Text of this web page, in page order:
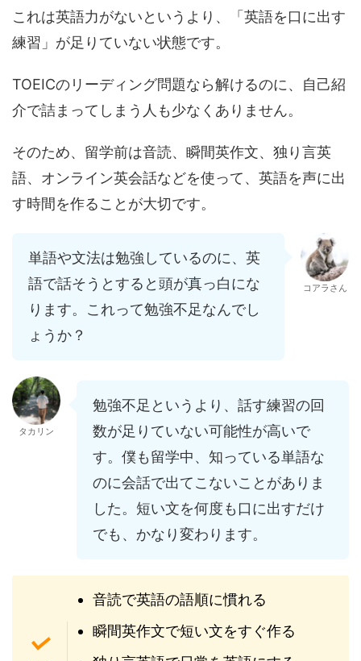
これは英語力がないというより、「英語を口に出す
練習」が足りていない状態です。
TOEICのリーディング問題なら解けるのに、自己紹
介で詰まってしまう人も少なくありません。
そのため、留学前は音読、瞬間英作文、独り言英
語、オンライン英会話などを使って、英語を声に出
す時間を作ることが大切です。
単語や文法は勉強しているのに、英
語で話そうとすると頭が真っ白にな
ります。これって勉強不足なんでし
ょうか？
コアラさん
タカリン
勉強不足というより、話す練習の回
数が足りていない可能性が高いで
す。僕も留学中、知っている単語な
のに会話で出てこないことがありま
した。短い文を何度も口に出すだけ
でも、かなり変わります。
音読で英語の語順に慣れる
瞬間英作文で短い文をすぐ作る